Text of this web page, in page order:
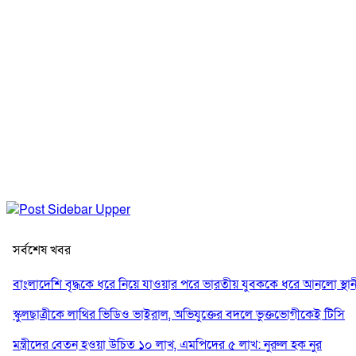
সর্বশেষ খবর
বাংলাদেশি বৃদ্ধকে ধরে নিয়ে যাওয়ার পরে ভারতীয় যুবককে ধরে আনলো
স্কুলছাত্রীকে লাথির ভিডিও ভাইরাল, অভিযুক্তের বদলে ভুক্তভোগীকেই টিসি
মন্ত্রীদের বেতন হওয়া উচিত ১০ লাখ, এমপিদের ৫ লাখ: নুরুল হক নুর